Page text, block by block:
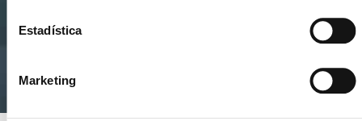
Estadística
Marketing